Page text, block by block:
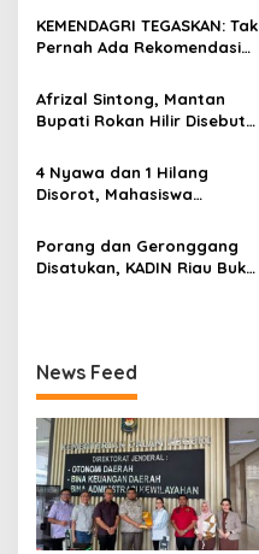
s
i
p
o
s
KEMENDAGRI TEGASKAN: Tak
Pernah Ada Rekomendasi
HGB STC
Afrizal Sintong, Mantan
Bupati Rokan Hilir Disebut
Diterima Kejati, GMPR
Desak Usut Dividen Rp331,7
4 Nyawa dan 1 Hilang
Disorot, Mahasiswa
Pelindo
Porang dan Geronggang
Disatukan, KADIN Riau Buka
News Feed